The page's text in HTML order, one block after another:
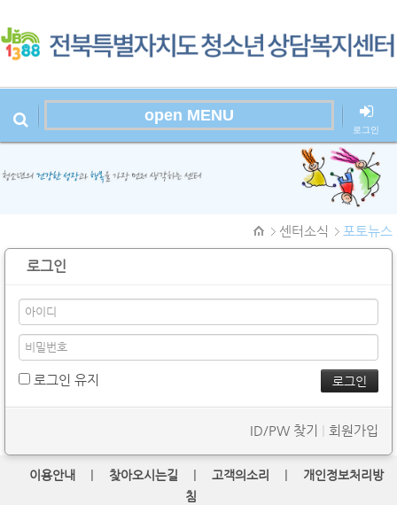
open MENU
로그인
센터소식
포토뉴스
로그인
로그인 유지
ID/PW 찾기 | 회원가입
이용안내 | 찾아오시는길 | 고객의소리 |
개인정보처리방
침